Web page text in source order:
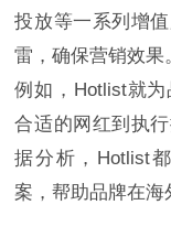
投放等一系列增
雷，确保营销效果
例如，Hotlist就
合适的网红到执
据分析，Hotlist
案，帮助品牌在海